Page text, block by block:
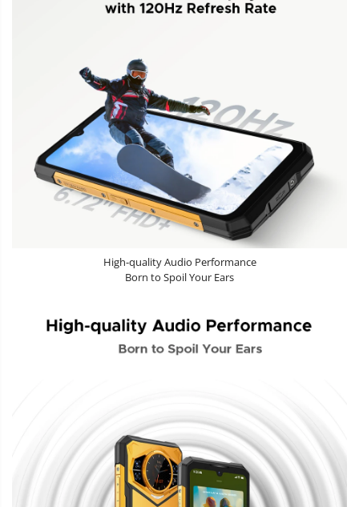
High-quality Audio Performance
Born to Spoil Your Ears